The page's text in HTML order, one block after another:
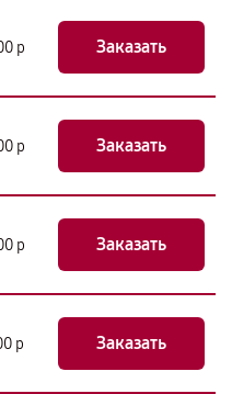
р Заказать
р Заказать
р Заказать
р Заказать